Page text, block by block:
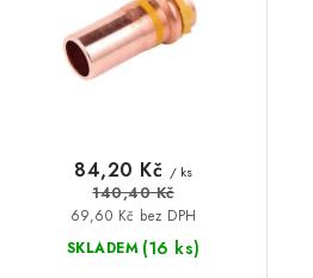
MOJE OBJEDNÁVKA
Hodnocení obchodu
Kontakt
Obchodní podmínky
Podmínky ochrany osobních údajů
SKLADEM (16 ks)
69,60 Kč bez DPH
84,20 Kč / ks
140,40 Kč